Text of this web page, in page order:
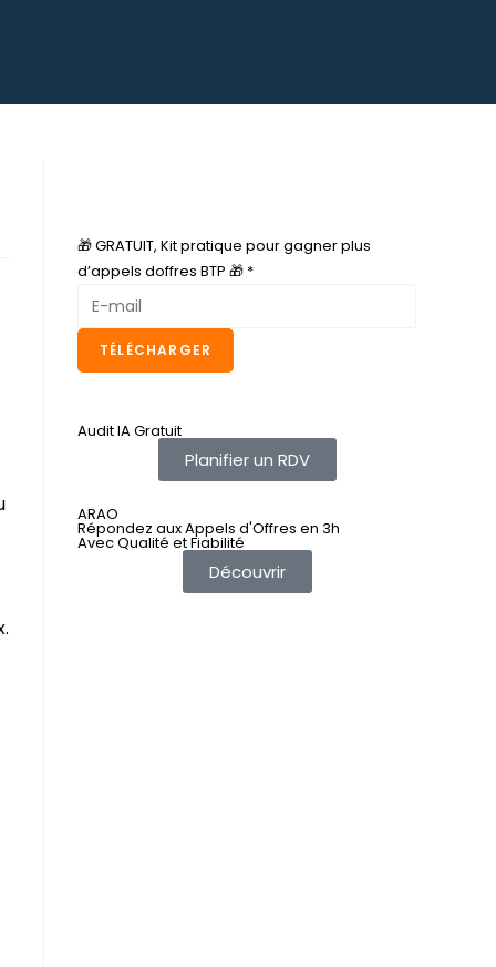
B
T
f
r
🎁 GRATUIT, Kit pratique pour gagner plus
d’appels doffres BTP 🎁 *
TÉLÉCHARGER
Audit IA Gratuit
Planifier un RDV
ARAO
Répondez aux Appels d'Offres en 3h
Avec Qualité et Fiabilité
Découvrir